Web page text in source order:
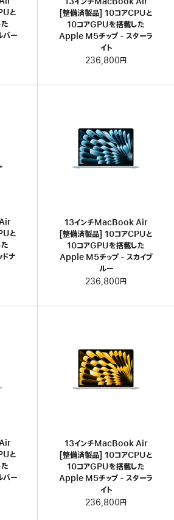
と
ー
[整備済製品] 10コアCPUと
10コアGPUを搭載した
Apple M5チップ - スターラ
イト
236,800円
と
ナ
13インチMacBook Air
[整備済製品] 10コアCPUと
10コアGPUを搭載した
Apple M5チップ - スカイブ
ルー
236,800円
と
ー
13インチMacBook Air
[整備済製品] 10コアCPUと
10コアGPUを搭載した
Apple M5チップ - スターラ
イト
236,800円